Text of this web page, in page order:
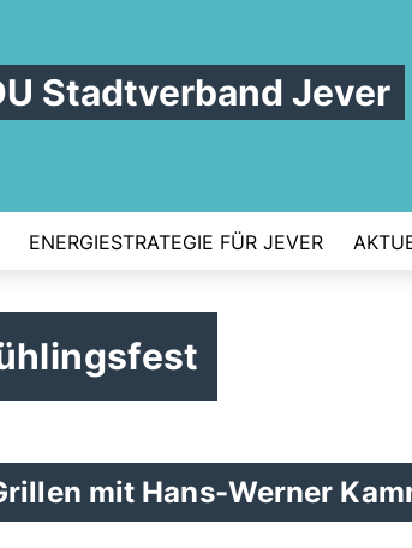
Stadtverband Jever
ENERGIESTRATEGIE FÜR JEVER
mit Hans-Werner